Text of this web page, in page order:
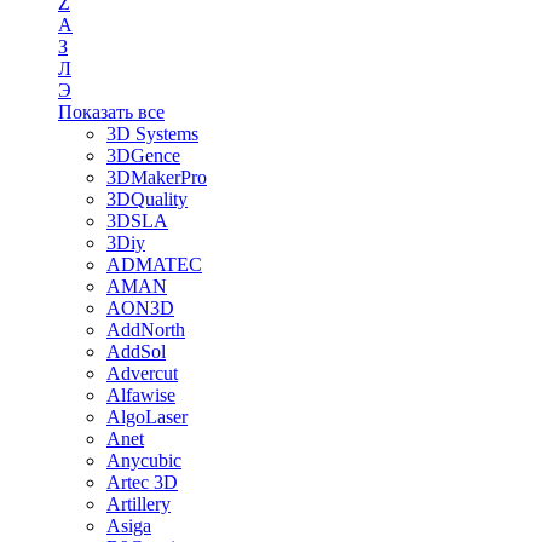
А
З
Л
Э
Показать все
3D Systems
3DGence
3DMakerPro
3DQuality
3DSLA
3Diy
ADMATEC
AMAN
AON3D
AddNorth
AddSol
Advercut
Alfawise
AlgoLaser
Anet
Anycubic
Artec 3D
Artillery
Asiga